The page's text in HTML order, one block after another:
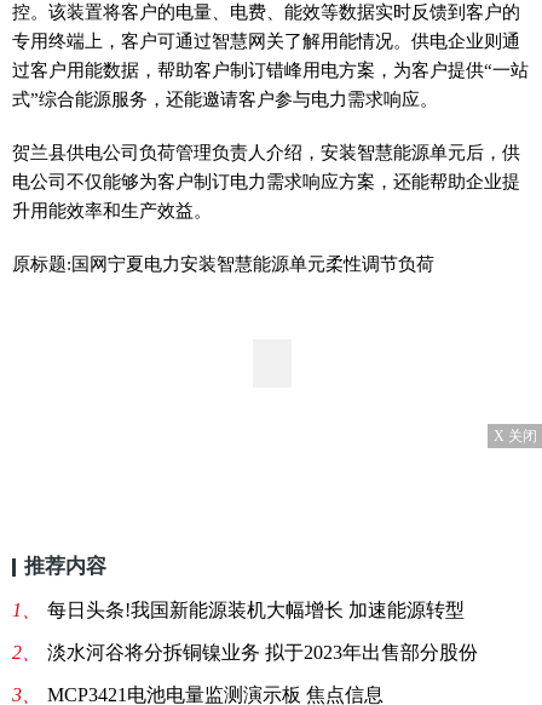
控。该装置将客户的电量、电费、能效等数据实时反馈到客户的
专用终端上，客户可通过智慧网关了解用能情况。供电企业则通
过客户用能数据，帮助客户制订错峰用电方案，为客户提供“一站
式”综合能源服务，还能邀请客户参与电力需求响应。
贺兰县供电公司负荷管理负责人介绍，安装智慧能源单元后，供
电公司不仅能够为客户制订电力需求响应方案，还能帮助企业提
升用能效率和生产效益。
原标题:国网宁夏电力安装智慧能源单元柔性调节负荷
X 关闭
推荐内容
1、 每日头条!我国新能源装机大幅增长 加速能源转型
2、 淡水河谷将分拆铜镍业务 拟于2023年出售部分股份
3、 MCP3421电池电量监测演示板 焦点信息